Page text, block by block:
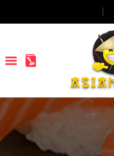
ACCUEIL
LA CARTE